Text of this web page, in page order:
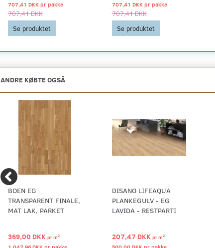
707,41 DKK pr pakke
707,41 DKK
Se produktet
707,41 DKK pr pakke
707,41 DKK
Se produktet
ANDRE KØBTE OGSÅ
BOEN EG
TRANSPARENT FINALE,
MAT LAK, PARKET
369,00 DKK prm2
DISANO LIFEAQUA
PLANKEGULV - EG
LAVIDA - RESTPARTI
207,47 DKK prm2